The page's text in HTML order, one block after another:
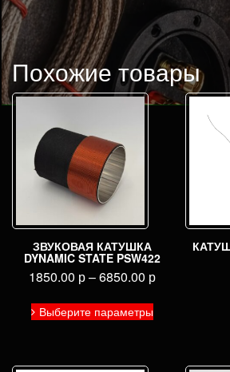
Похожие товары
ЗВУКОВАЯ КАТУШКА
DYNAMIC STATE PSW422
1850.00 р–6850.00 р
Выберите параметрытовар
вариаций.